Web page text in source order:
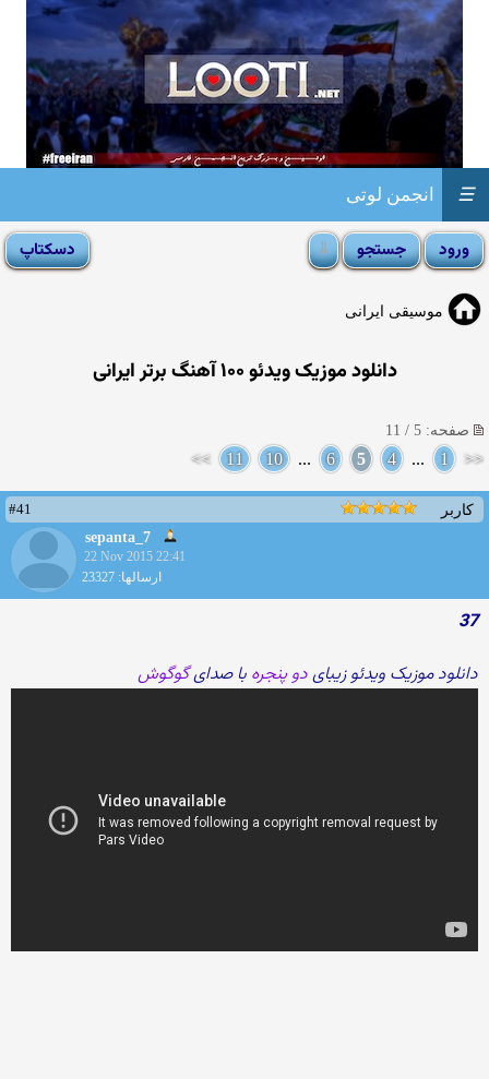
انجمن لوتی ☰
موسیقی ایرانی
دانلود موزیک ویدئو ۱۰۰ آهنگ برتر ايرانی
صفحه: 5 / 11
<<
1
...
4
5
6
...
10
11
>>
کاربر
#41
sepanta_7
22 Nov 2015 22:41
ارسالها: 23327
37
دانلود موزیک ویدئو زیبایدو پنجره با صدایگوگوش